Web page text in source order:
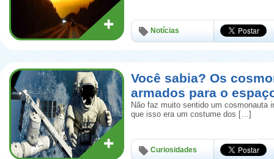
Notícias
Você sabia? Os
armados para o
Não faz muito sentido um cosmonauta
que isso era um costume dos […]
Curiosidades